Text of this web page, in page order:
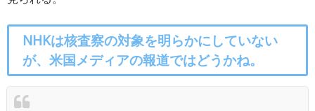
NHKは核査察の対象を明らかにしていない
が、米国メディアの報道ではどうかね。